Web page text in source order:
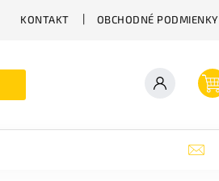
KONTAKT OBCHODNÉ PODMIENKY